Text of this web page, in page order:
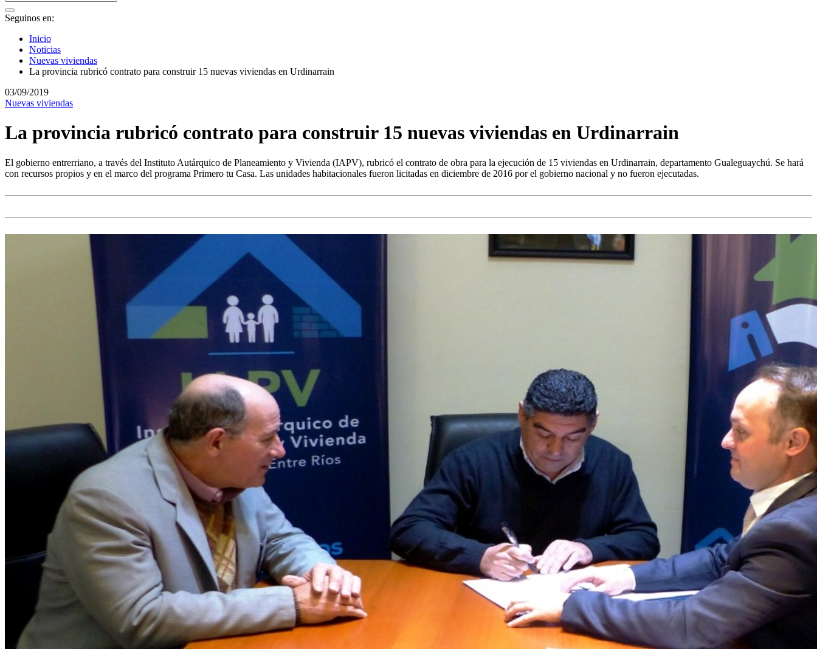
Seguinos en:
Inicio
Noticias
Nuevas viviendas
La provincia rubricó contrato para construir 15 nuevas viviendas en Urdinarrain
03/09/2019
Nuevas viviendas
La provincia rubricó contrato para construir 15 nuevas viviendas en Urdinarrain
El gobierno entrerriano, a través del Instituto Autárquico de Planeamiento y Vivienda (IAPV), rubricó el contrato de obra para la ejecución de 15 viviendas en Urdinarrain, departamento Gualeguaychú. Se hará
con recursos propios y en el marco del programa Primero tu Casa. Las unidades habitacionales fueron licitadas en diciembre de 2016 por el gobierno nacional y no fueron ejecutadas.